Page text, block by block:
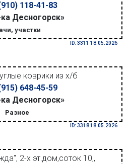
118-41-83
Десногорск»
участки
ID: 3311 18.05.2026
коврики из х/б
648-45-59
Десногорск»
Разное
ID: 3318 18.05.2026
2-х эт.дом,соток 10,,